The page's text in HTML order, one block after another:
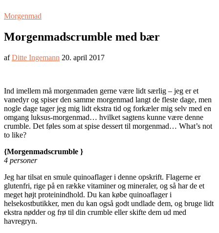
Morgenmad
Morgenmadscrumble med bær
afDitte Ingemann 20. april 2017
Ind imellem må morgenmaden gerne være lidt særlig – jeg er et
vanedyr og spiser den samme morgenmad langt de fleste dage, men
nogle dage tager jeg mig lidt ekstra tid og forkæler mig selv med en
omgang luksus-morgenmad… hvilket sagtens kunne være denne
crumble. Det føles som at spise dessert til morgenmad… What’s not
to like?
{Morgenmadscrumble }
4 personer
Jeg har tilsat en smule quinoaflager i denne opskrift. Flagerne er
glutenfri, rige på en række vitaminer og mineraler, og så har de et
meget højt proteinindhold. Du kan købe quinoaflager i
helsekostbutikker, men du kan også godt undlade dem, og bruge lidt
ekstra nødder og frø til din crumble eller skifte dem ud med
havregryn.